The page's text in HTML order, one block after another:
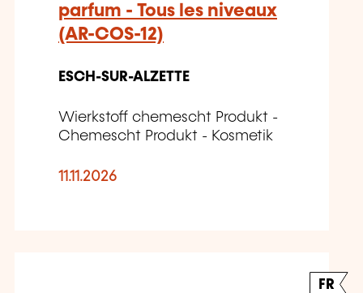
parfum - Tous les niveaux
(AR-COS-12)
ESCH-SUR-ALZETTE
Wierkstoff chemescht Produkt -
Chemescht Produkt - Kosmetik
11.11.2026
FR